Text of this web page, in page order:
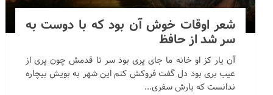
شعر اوقات خوش آن بود که با دوست به
سر شد از حافظ
آن یار کز او خانه ما جای پری بود سر تا قدمش چون پری از
عیب بری بود دل گفت فروکش کنم این شهر به بویش بیچاره
ندانست که یارش سفری...